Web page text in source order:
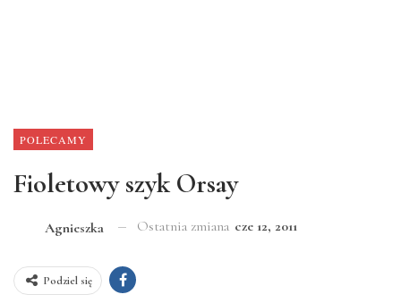
POLECAMY
Fioletowy szyk Orsay
Agnieszka Ostatnia zmiana cze 12, 2011
Podziel się